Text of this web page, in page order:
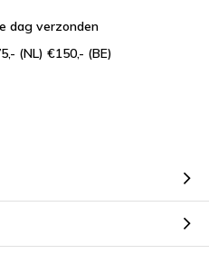
dag verzonden
(NL) €150,- (BE)